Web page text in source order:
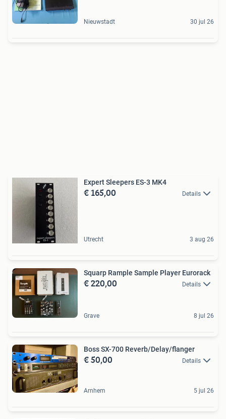
Nieuwstadt 30 jul 26
Expert Sleepers ES-3 MK4
€ 165,00 Details
Utrecht 3 aug 26
Squarp Rample Sample Player Eurorack
€ 220,00 Details
Grave 8 jul 26
Boss SX-700 Reverb/Delay/flanger
€ 50,00 Details
Arnhem 5 jul 26